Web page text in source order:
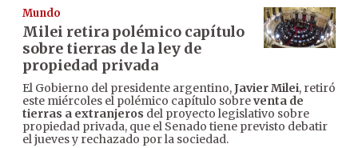
Mundo
Milei retira polémico capítulo
sobre tierras de la ley de
propiedad privada
El Gobierno del presidente argentino,Javier Milei, retiró
este miércoles el polémico capítulo sobreventa de
tierras a extranjeros del proyecto legislativo sobre
propiedad privada, que el Senado tiene previsto debatir
el jueves y rechazado por la sociedad.